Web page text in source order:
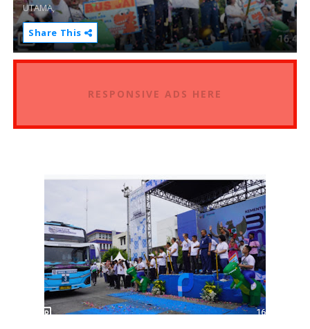
UTAMA,
Share This
RESPONSIVE ADS HERE